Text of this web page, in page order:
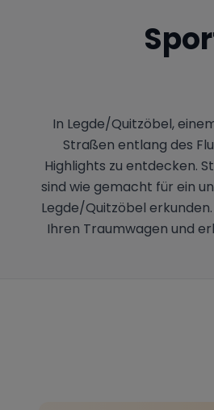
In Legde/Quitzöbel,
Straßen entlang des
Highlights zu entdecken.
sind wie gemacht für ein
Legde/Quitzöbel
Ihren Traumwagen und